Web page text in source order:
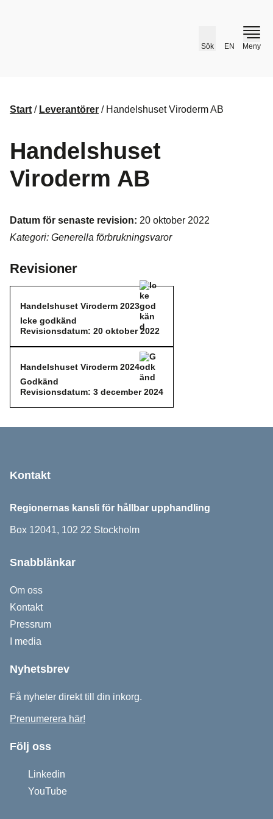
Sök EN Meny
Start / Leverantörer / Handelshuset Viroderm AB
Handelshuset
Viroderm AB
Datum för senaste revision: 20 oktober 2022
Kategori: Generella förbrukningsvaror
Revisioner
Handelshuset Viroderm 2023
Icke godkänd
Icke godkänd
Revisionsdatum: 20 oktober 2022
Handelshuset Viroderm 2024
Godkänd
Godkänd
Revisionsdatum: 3 december 2024
Kontakt
Regionernas kansli för hållbar upphandling
Box 12041, 102 22 Stockholm
Snabblänkar
Om oss
Kontakt
Pressrum
I media
Nyhetsbrev
Få nyheter direkt till din inkorg.
Prenumerera här!
Följ oss
Linkedin
YouTube